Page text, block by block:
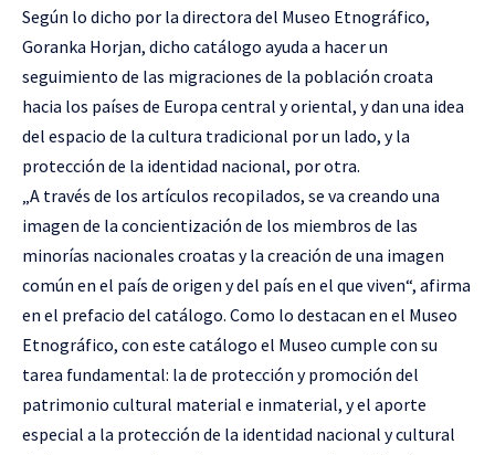
Según lo dicho por la directora del Museo Etnográfico,
Goranka Horjan, dicho catálogo ayuda a hacer un
seguimiento de las migraciones de la población croata
hacia los países de Europa central y oriental, y dan una idea
del espacio de la cultura tradicional por un lado, y la
protección de la identidad nacional, por otra.
„A través de los artículos recopilados, se va creando una
imagen de la concientización de los miembros de las
minorías nacionales croatas y la creación de una imagen
común en el país de origen y del país en el que viven“, afirma
en el prefacio del catálogo. Como lo destacan en el Museo
Etnográfico, con este catálogo el Museo cumple con su
tarea fundamental: la de protección y promoción del
patrimonio cultural material e inmaterial, y el aporte
especial a la protección de la identidad nacional y cultural